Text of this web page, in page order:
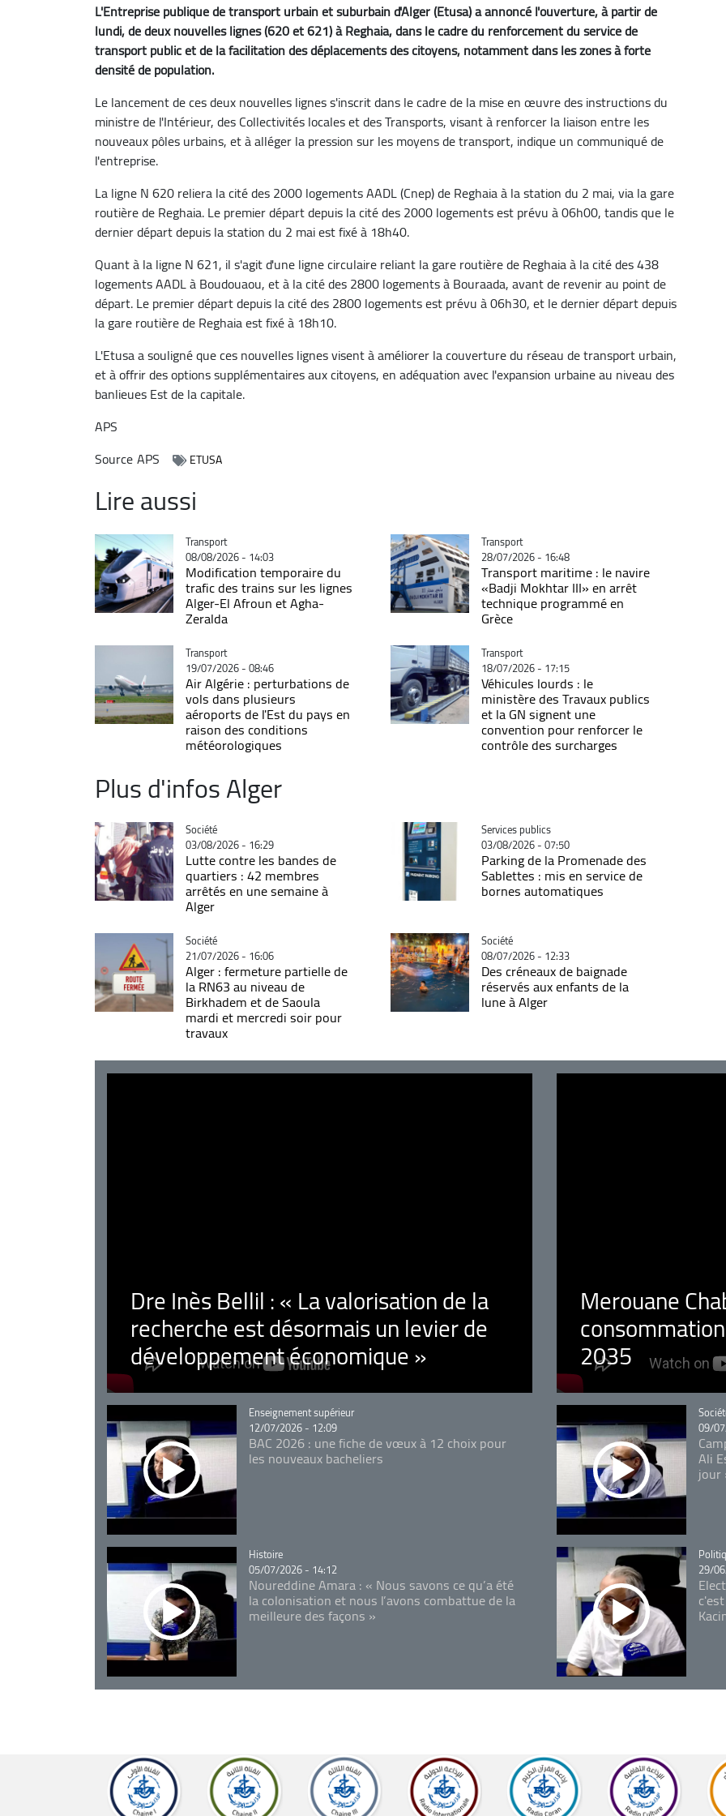
L'Entreprise publique de transport urbain et suburbain d'Alger (Etusa) a annoncé l'ouverture, à partir de
lundi, de deux nouvelles lignes (620 et 621) à Reghaia, dans le cadre du renforcement du service de
transport public et de la facilitation des déplacements des citoyens, notamment dans les zones à forte
densité de population.
Le lancement de ces deux nouvelles lignes s'inscrit dans le cadre de la mise en œuvre des instructions du
ministre de l'Intérieur, des Collectivités locales et des Transports, visant à renforcer la liaison entre les
nouveaux pôles urbains, et à alléger la pression sur les moyens de transport, indique un communiqué de
l'entreprise.
La ligne N 620 reliera la cité des 2000 logements AADL (Cnep) de Reghaia à la station du 2 mai, via la gare
routière de Reghaia. Le premier départ depuis la cité des 2000 logements est prévu à 06h00, tandis que le
dernier départ depuis la station du 2 mai est fixé à 18h40.
Quant à la ligne N 621, il s'agit d'une ligne circulaire reliant la gare routière de Reghaia à la cité des 438
logements AADL à Boudouaou, et à la cité des 2800 logements à Bouraada, avant de revenir au point de
départ. Le premier départ depuis la cité des 2800 logements est prévu à 06h30, et le dernier départ depuis
la gare routière de Reghaia est fixé à 18h10.
L'Etusa a souligné que ces nouvelles lignes visent à améliorer la couverture du réseau de transport urbain,
et à offrir des options supplémentaires aux citoyens, en adéquation avec l'expansion urbaine au niveau des
banlieues Est de la capitale.
APS
SourceAPS ETUSA
Lire aussi
Catégorie
Transport
08/08/2026 - 14:03
Modification temporaire du
trafic des trains sur les lignes
Alger-El Afroun et Agha-
Zeralda
Catégorie
Transport
28/07/2026 - 16:48
Transport maritime : le navire
«Badji Mokhtar III» en arrêt
technique programmé en
Grèce
Catégorie
Transport
19/07/2026 - 08:46
Air Algérie : perturbations de
vols dans plusieurs
aéroports de l'Est du pays en
raison des conditions
météorologiques
Catégorie
Transport
18/07/2026 - 17:15
Véhicules lourds : le
ministère des Travaux publics
et la GN signent une
convention pour renforcer le
contrôle des surcharges
Plus d'infos Alger
Catégorie
Société
03/08/2026 - 16:29
Lutte contre les bandes de
quartiers : 42 membres
arrêtés en une semaine à
Alger
Catégorie
Services publics
03/08/2026 - 07:50
Parking de la Promenade des
Sablettes : mis en service de
bornes automatiques
Catégorie
Société
21/07/2026 - 16:06
Alger : fermeture partielle de
la RN63 au niveau de
Birkhadem et de Saoula
mardi et mercredi soir pour
travaux
Catégorie
Société
08/07/2026 - 12:33
Des créneaux de baignade
réservés aux enfants de la
lune à Alger
Dre Inès Bellil : « La valorisation de la
recherche est désormais un levier de
développement économique »
Merouane
2035
Catégorie
Enseignement supérieur
12/07/2026 - 12:09
BAC 2026 : une fiche de vœux à 12 choix pour
les nouveaux bacheliers
09/
Ali
jour
Catégorie
Histoire
05/07/2026 - 14:12
Noureddine Amara : « Nous savons ce qu’a été
la colonisation et nous l’avons combattue de la
meilleure des façons »
29/